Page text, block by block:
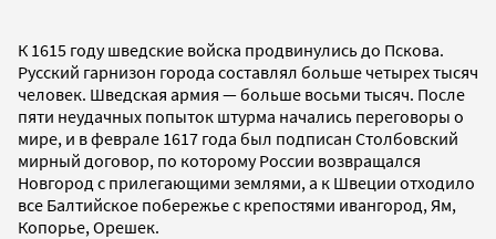
К 1615 году шведские войска продвинулись до Пскова.
Русский гарнизон города составлял больше четырех тысяч
человек. Шведская армия — больше восьми тысяч. После
пяти неудачных попыток штурма начались переговоры о
мире, и в феврале 1617 года был подписан Столбовский
мирный договор, по которому России возвращался
Новгород с прилегающими землями, а к Швеции отходило
все Балтийское побережье с крепостями ивангород, Ям,
Копорье, Орешек.